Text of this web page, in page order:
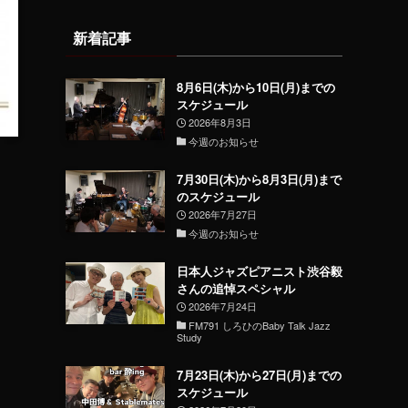
新着記事
8月6日(木)から10日(月)までの
スケジュール
2026年8月3日
今週のお知らせ
7月30日(木)から8月3日(月)まで
のスケジュール
2026年7月27日
今週のお知らせ
日本人ジャズピアニスト渋谷毅
さんの追悼スペシャル
2026年7月24日
FM791 しろひのBaby Talk Jazz
Study
7月23日(木)から27日(月)までの
スケジュール